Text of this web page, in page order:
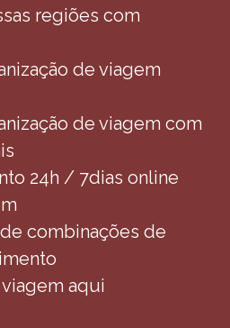
regiões com
de viagem
de viagem com
24h / 7dias online
combinações de
aqui